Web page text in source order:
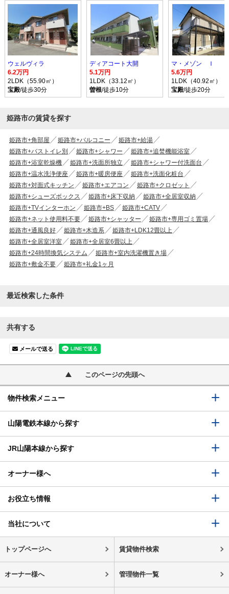
ウェルヴィラ
6.2万円
2LDK（55.90㎡）
宝殿/徒歩30分
ディアコート大開
5.1万円
1LDK（33.12㎡）
曽根/徒歩10分
マ・メゾン Ｉ
5.6万円
1LDK（40.92㎡）
宝殿/徒歩20分
姫路市の賃貸を探す
姫路市+角部屋 姫路市+バルコニー
姫路市+給湯
姫路市+バストイレ別
姫路市+シャワー
姫路市+追焚機能浴室
姫路市+浴室乾燥機
姫路市+洗面所独立
姫路市+シャワー付洗面台
姫路市+温水洗浄便座
姫路市+暖房便座
姫路市+洗面化粧台
姫路市+対面式キッチン
姫路市+エアコン
姫路市+クロゼット
姫路市+シューズボックス
姫路市+床下収納
姫路市+全居室収納
姫路市+TVインターホン
姫路市+BS
姫路市+CATV
姫路市+ネット使用料不要
姫路市+シャッター
姫路市+専用ゴミ置場
姫路市+通風良好
姫路市+木造系
姫路市+LDK12畳以上
姫路市+全居室洋室
姫路市+全居室6畳以上
姫路市+24時間換気システム
姫路市+室内洗濯機置き場
姫路市+敷金不要
姫路市+礼金1ヶ月
最近検索した条件
共有する
メールで送る
このページの先頭へ
物件検索メニュー
山陽電鉄本線から探す
JR山陽本線から探す
オーナー様へ
お役立ち情報
当社について
トップページへ 賃貸物件検索
オーナー様へ 管理物件一覧